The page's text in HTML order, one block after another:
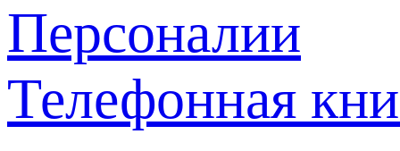
Персоналии
Телефонная